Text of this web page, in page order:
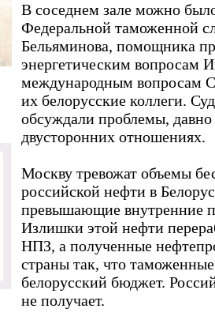
В соседнем зале можно
Федеральной таможенной
Бельяминова, помощника
энергетическим вопросам
международным вопросам
их белорусские коллеги.
обсуждали проблемы,
двусторонних отношениях.
Москву тревожат объемы
российской нефти в
превышающие внутренние
Излишки этой нефти
НПЗ, а полученные
страны так, что
белорусский бюджет.
не получает.